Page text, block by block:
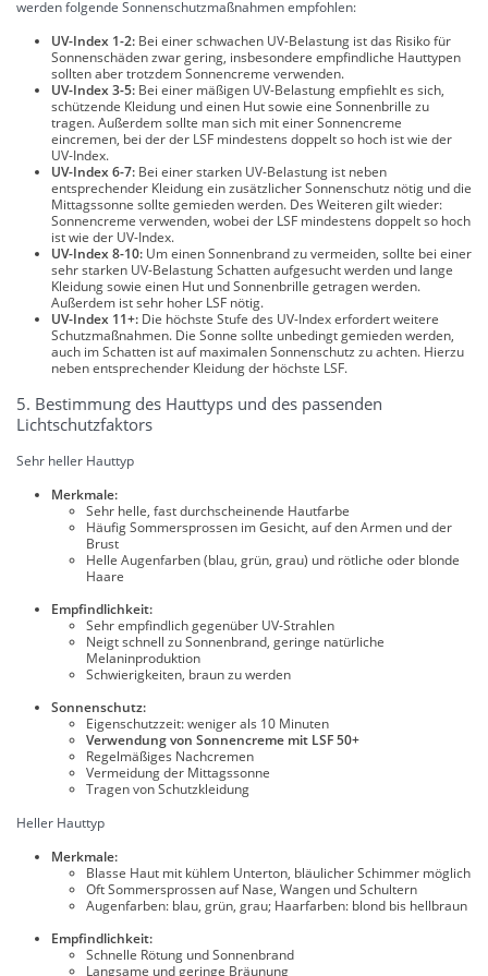
werden folgende Sonnenschutzmaßnahmen empfohlen:
UV-Index 1-2: Bei einer schwachen UV-Belastung ist das Risiko für
Sonnenschäden zwar gering, insbesondere empfindliche Hauttypen
sollten aber trotzdem Sonnencreme verwenden.
UV-Index 3-5: Bei einer mäßigen UV-Belastung empfiehlt es sich,
schützende Kleidung und einen Hut sowie eine Sonnenbrille zu
tragen. Außerdem sollte man sich mit einer Sonnencreme
eincremen, bei der der LSF mindestens doppelt so hoch ist wie der
UV-Index.
UV-Index 6-7: Bei einer starken UV-Belastung ist neben
entsprechender Kleidung ein zusätzlicher Sonnenschutz nötig und die
Mittagssonne sollte gemieden werden. Des Weiteren gilt wieder:
Sonnencreme verwenden, wobei der LSF mindestens doppelt so hoch
ist wie der UV-Index.
UV-Index 8-10: Um einen Sonnenbrand zu vermeiden, sollte bei einer
sehr starken UV-Belastung Schatten aufgesucht werden und lange
Kleidung sowie einen Hut und Sonnenbrille getragen werden.
Außerdem ist sehr hoher LSF nötig.
UV-Index 11+: Die höchste Stufe des UV-Index erfordert weitere
Schutzmaßnahmen. Die Sonne sollte unbedingt gemieden werden,
auch im Schatten ist auf maximalen Sonnenschutz zu achten. Hierzu
neben entsprechender Kleidung der höchste LSF.
5. Bestimmung des Hauttyps und des passenden
Lichtschutzfaktors
Sehr heller Hauttyp
Merkmale:
Sehr helle, fast durchscheinende Hautfarbe
Häufig Sommersprossen im Gesicht, auf den Armen und der
Brust
Helle Augenfarben (blau, grün, grau) und rötliche oder blonde
Haare
Empfindlichkeit:
Sehr empfindlich gegenüber UV-Strahlen
Neigt schnell zu Sonnenbrand, geringe natürliche
Melaninproduktion
Schwierigkeiten, braun zu werden
Sonnenschutz:
Eigenschutzzeit: weniger als 10 Minuten
Verwendung von Sonnencreme mit LSF 50+
Regelmäßiges Nachcremen
Vermeidung der Mittagssonne
Tragen von Schutzkleidung
Heller Hauttyp
Merkmale:
Blasse Haut mit kühlem Unterton, bläulicher Schimmer möglich
Oft Sommersprossen auf Nase, Wangen und Schultern
Augenfarben: blau, grün, grau; Haarfarben: blond bis hellbraun
Empfindlichkeit:
Schnelle Rötung und Sonnenbrand
Langsame und geringe Bräunung